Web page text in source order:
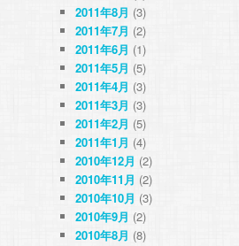
2011年8月 (3)
2011年7月 (2)
2011年6月 (1)
2011年5月 (5)
2011年4月 (3)
2011年3月 (3)
2011年2月 (5)
2011年1月 (4)
2010年12月 (2)
2010年11月 (2)
2010年10月 (3)
2010年9月 (2)
2010年8月 (8)